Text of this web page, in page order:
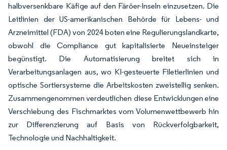
halbversenkbare Käfige auf den Färöer-Inseln einzusetzen. Die
Leitlinien der US-amerikanischen Behörde für Lebens- und
Arzneimittel (FDA) von 2024 boten eine Regulierungslandkarte,
obwohl die Compliance gut kapitalisierte Neueinsteiger
begünstigt. Die Automatisierung breitet sich in
Verarbeitungsanlagen aus, wo KI-gesteuerte Filetierlinien und
optische Sortiersysteme die Arbeitskosten zweistellig senken.
Zusammengenommen verdeutlichen diese Entwicklungen eine
Verschiebung des Fischmarktes vom Volumenwettbewerb hin
zur Differenzierung auf Basis von Rückverfolgbarkeit,
Technologie und Nachhaltigkeit.